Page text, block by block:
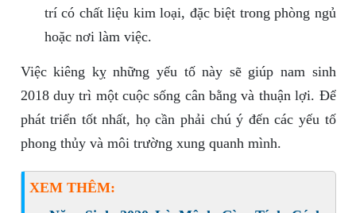
trí có chất liệu kim loại, đặc biệt trong phòng ngủ
hoặc nơi làm việc.
Việc kiêng kỵ những yếu tố này sẽ giúp nam sinh
2018 duy trì một cuộc sống cân bằng và thuận lợi. Để
phát triển tốt nhất, họ cần phải chú ý đến các yếu tố
phong thủy và môi trường xung quanh mình.
XEM THÊM: